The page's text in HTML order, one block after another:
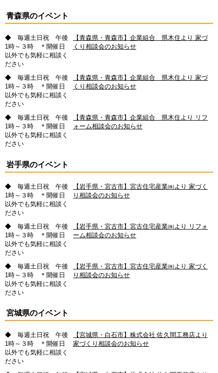
青森県のイベント
◆ 毎週土日祝 午後
1時～３時 ＊開催日
以外でも気軽に相談く
ださい
【青森県・青森市】企業組合 県木住より 家づ
くり相談会のお知らせ
◆ 毎週土日祝 午後
1時～３時 ＊開催日
以外でも気軽に相談く
ださい
【青森県・青森市】企業組合 県木住より 家づ
くり相談会のお知らせ
◆ 毎週土日祝 午後
1時～３時 ＊開催日
以外でも気軽に相談く
ださい
【青森県・青森市】企業組合 県木住より リフ
ォーム相談会のお知らせ
岩手県のイベント
◆ 毎週土日祝 午後
1時～３時 ＊開催日
以外でも気軽に相談く
ださい
【岩手県・宮古市】宮古住宅産業㈱より 家づく
り相談会のお知らせ
◆ 毎週土日祝 午後
1時～３時 ＊開催日
以外でも気軽に相談く
ださい
【岩手県・宮古市】宮古住宅産業㈱より リフォ
ーム相談会のお知らせ
◆ 毎週土日祝 午後
1時～３時 ＊開催日
以外でも気軽に相談く
ださい
【岩手県・宮古市】宮古住宅産業㈱より 家づく
り相談会のお知らせ
宮城県のイベント
◆ 毎週土日祝 午後
1時～３時 ＊開催日
以外でも気軽に相談く
ださい
【宮城県・白石市】株式会社 佐久間工務店より
家づくり相談会のお知らせ